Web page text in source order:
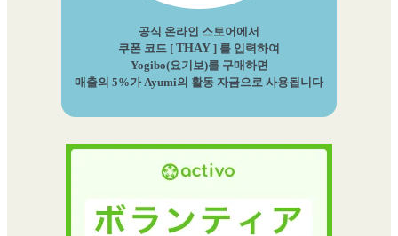
공식 온라인 스토어에서
쿠폰 코드 [ THAY ] 를 입력하여
Yogibo(요기보)를 구매하면
매출의 5%가 Ayumi의 활동 자금으로 사용됩니다